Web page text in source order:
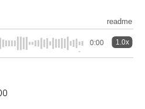
readme
0:00 1.0x